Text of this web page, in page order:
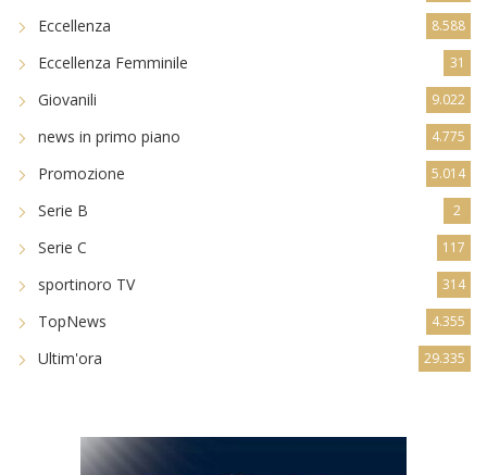
Eccellenza 8.588
Eccellenza Femminile 31
Giovanili 9.022
news in primo piano 4.775
Promozione 5.014
Serie B 2
Serie C 117
sportinoro TV 314
TopNews 4.355
Ultim'ora 29.335